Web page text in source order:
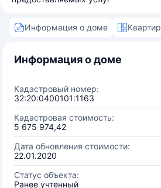
Информация о доме
Информация о доме
Кадастровый номер:
32:20:0400101:1163
Кадастровая стоимость:
5 675 974,42
Дата обновления стоимости:
22.01.2020
Статус объекта:
Ранее учтенный